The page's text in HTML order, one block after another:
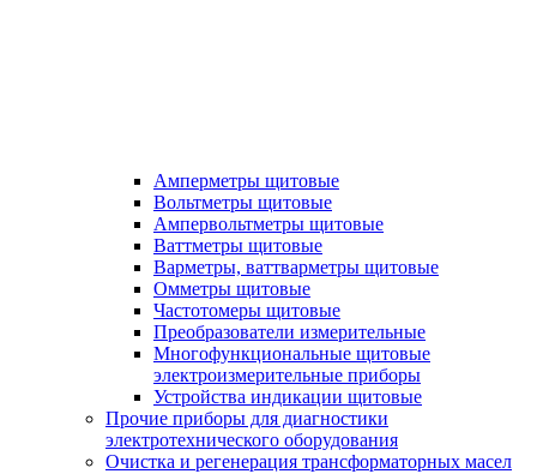
Амперметры щитовые
Вольтметры щитовые
Ампервольтметры щитовые
Ваттметры щитовые
Варметры, ваттварметры щитовые
Омметры щитовые
Частотомеры щитовые
Преобразователи измерительные
Многофункциональные щитовые
электроизмерительные приборы
Устройства индикации щитовые
Прочие приборы для диагностики
электротехнического оборудования
Очистка и регенерация трансформаторных масел